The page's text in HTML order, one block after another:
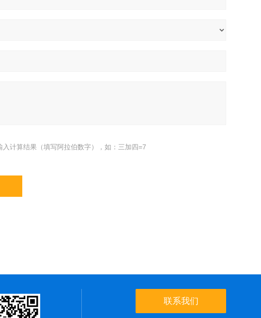
入计算结果（填写阿拉伯数字），如：三加四=7
联系我们